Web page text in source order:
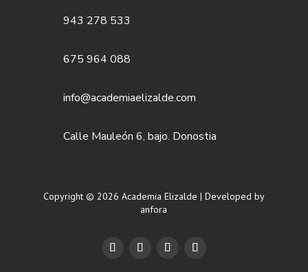
943 278 533
675 964 088
info@academiaelizalde.com
Calle Mauleón 6, bajo. Donostia
Copyright © 2026 Academia Elizalde | Developed by
anfora